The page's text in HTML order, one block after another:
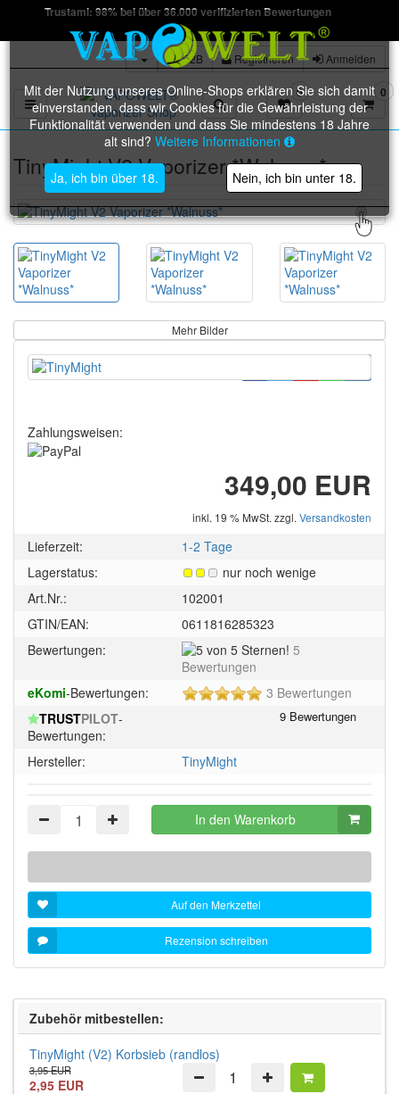
Trustami: 98% bei über 36.000 verifizierten Bewertungen
B2B Registrieren Anmelden
Toggle navigation
0 0
Mit der Nutzung unseres Online-Shops erklären Sie sich damit
einverstanden, dass wir Cookies für die Gewährleistung der
Funktionalität verwenden und dass Sie mindestens 18 Jahre
alt sind? Weitere Informationen
Ja, ich bin über 18. Nein, ich bin unter 18.
TinyMight V2 Vaporizer *Walnuss*
Mehr Bilder
Zahlungsweisen:
349,00 EUR
inkl. 19 % MwSt. zzgl. Versandkosten
Lieferzeit:
1-2 Tage
Lagerstatus:
nur noch wenige
Art.Nr.:
102001
GTIN/EAN:
0611816285323
Bewertungen:
5
Sternen!
5
Bewertungen
eKomi-Bewertungen:
5
von
3 Bewertungen
TRUSTPILOT-
Bewertungen:
Hersteller:
TinyMight
In den Warenkorb
Auf den Merkzettel
Rezension schreiben
Zubehör mitbestellen:
TinyMight (V2) Korbsieb (randlos)
3,95 EUR
2,95 EUR